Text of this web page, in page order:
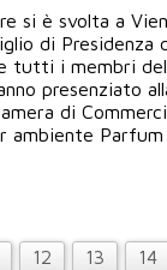
si è svolta a
di Presidenza
tutti i membri
presenziato
di
ambiente Parfum
12 13 14